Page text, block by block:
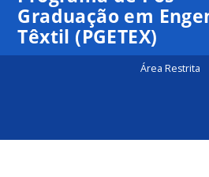
Graduação em
Têxtil (PGETEX)
Área Restrita